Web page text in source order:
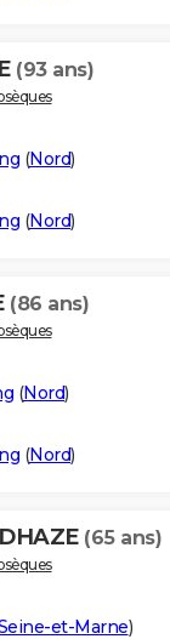
(93 ans)
(Nord)
(Nord)
(86 ans)
(Nord)
(Nord)
(65 ans)
et-Marne)